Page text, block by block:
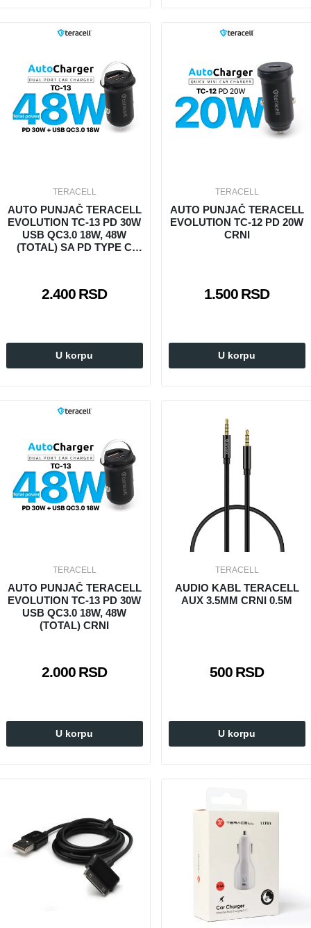
TERACELL
AUTO PUNJAČ TERACELL
EVOLUTION TC-13 PD 30W
USB QC3.0 18W, 48W
(TOTAL) SA PD TYPE C
2.400 RSD
U korpu
TERACELL
AUTO PUNJAČ TERACELL
EVOLUTION TC-12 PD 20W
CRNI
1.500 RSD
U korpu
TERACELL
AUTO PUNJAČ TERACELL
EVOLUTION TC-13 PD 30W
USB QC3.0 18W, 48W
(TOTAL) CRNI
2.000 RSD
U korpu
TERACELL
AUDIO KABL TERACELL
AUX 3.5MM CRNI 0.5M
500 RSD
U korpu